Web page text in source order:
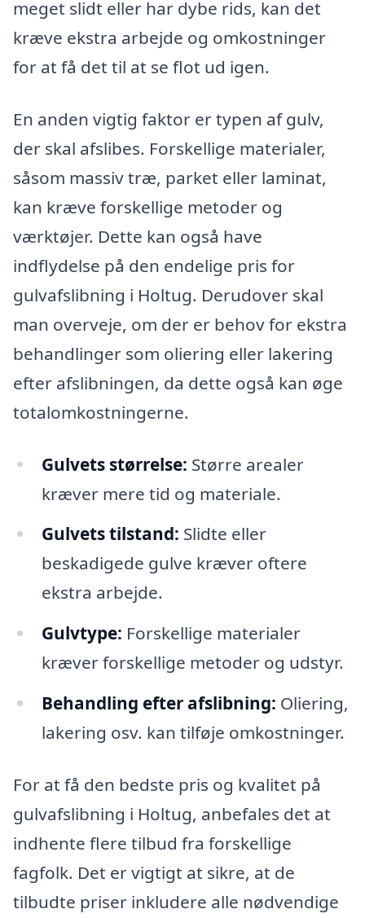
meget slidt eller har dybe rids, kan det
kræve ekstra arbejde og omkostninger
for at få det til at se flot ud igen.
En anden vigtig faktor er typen af gulv,
der skal afslibes. Forskellige materialer,
såsom massiv træ, parket eller laminat,
kan kræve forskellige metoder og
værktøjer. Dette kan også have
indflydelse på den endelige pris for
gulvafslibning i Holtug. Derudover skal
man overveje, om der er behov for ekstra
behandlinger som oliering eller lakering
efter afslibningen, da dette også kan øge
totalomkostningerne.
Gulvets størrelse: Større arealer
kræver mere tid og materiale.
Gulvets tilstand: Slidte eller
beskadigede gulve kræver oftere
ekstra arbejde.
Gulvtype: Forskellige materialer
kræver forskellige metoder og udstyr.
Behandling efter afslibning: Oliering,
lakering osv. kan tilføje omkostninger.
For at få den bedste pris og kvalitet på
gulvafslibning i Holtug, anbefales det at
indhente flere tilbud fra forskellige
fagfolk. Det er vigtigt at sikre, at de
tilbudte priser inkludere alle nødvendige